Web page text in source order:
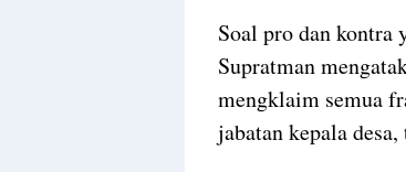
Soal pro dan kontra
Supratman
mengklaim semua
jabatan kepala